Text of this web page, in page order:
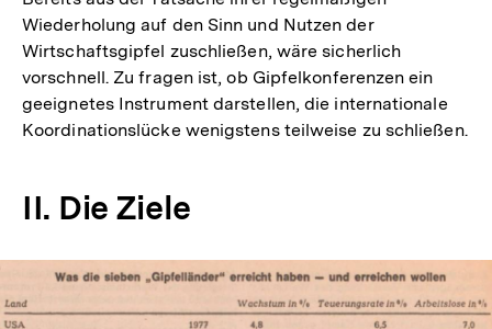
Wiederholung auf den Sinn und Nutzen der
Wirtschaftsgipfel zuschließen, wäre sicherlich
vorschnell. Zu fragen ist, ob Gipfelkonferenzen ein
geeignetes Instrument darstellen, die internationale
Koordinationslücke wenigstens teilweise zu schließen.
II. Die Ziele